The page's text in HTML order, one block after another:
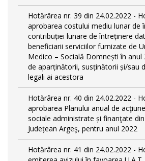
Hotărârea nr. 39 din 24.02.2022 -
aprobarea costului mediu lunar de
contribuției lunare de întreținere
beneficiarii serviciilor furnizate de
Medico – Socială Domnești în anul
de aparținătorii, susținătorii și/sau
legali ai acestora
Hotărârea nr. 40 din 24.02.2022 -
aprobarea Planului anual de
sociale administrate și finanţate
Județean Argeş, pentru anul 2022
Hotărârea nr. 41 din 24.02.2022 -